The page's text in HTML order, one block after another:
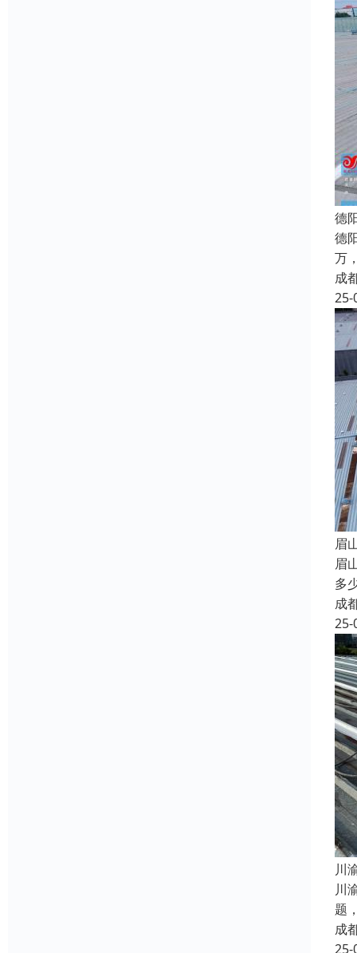
德
德
万
成
25-
眉
眉
多
成
25-
川
川
题
成
25-